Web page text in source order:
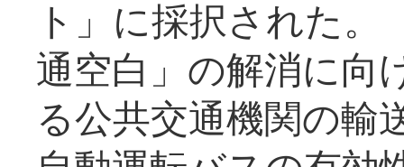
ト」に採択された
通空白」の解消に向
る公共交通機関の輸